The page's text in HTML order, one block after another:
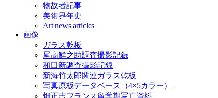
物故者記事
美術界年史
Art news articles
画像
ガラス乾板
尾高鮮之助調査撮影記録
和田新調査撮影記録
新海竹太郎関連ガラス乾板
写真原板データベース（4×5カラー）
畑正吉フランス留学期写真資料